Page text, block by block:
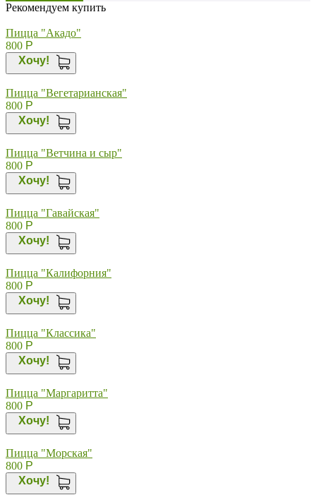
Рекомендуем купить
Пицца "Акадо"
800 Р
Хочу!
Пицца "Вегетарианская"
800 Р
Хочу!
Пицца "Ветчина и сыр"
800 Р
Хочу!
Пицца "Гавайская"
800 Р
Хочу!
Пицца "Калифорния"
800 Р
Хочу!
Пицца "Классика"
800 Р
Хочу!
Пицца "Маргаритта"
800 Р
Хочу!
Пицца "Морская"
800 Р
Хочу!